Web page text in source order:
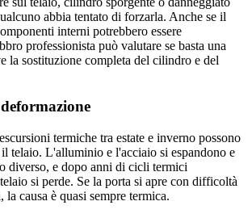
abbia tentato di forzarla. Anche se il
interni potrebbero essere
professionista può valutare se basta una
la sostituzione completa del cilindro e del
termiche tra estate e inverno possono
telaio. L'alluminio e l'acciaio si espandono e
diverso, e dopo anni di cicli termici
si perde. Se la porta si apre con difficoltà
la causa è quasi sempre termica.